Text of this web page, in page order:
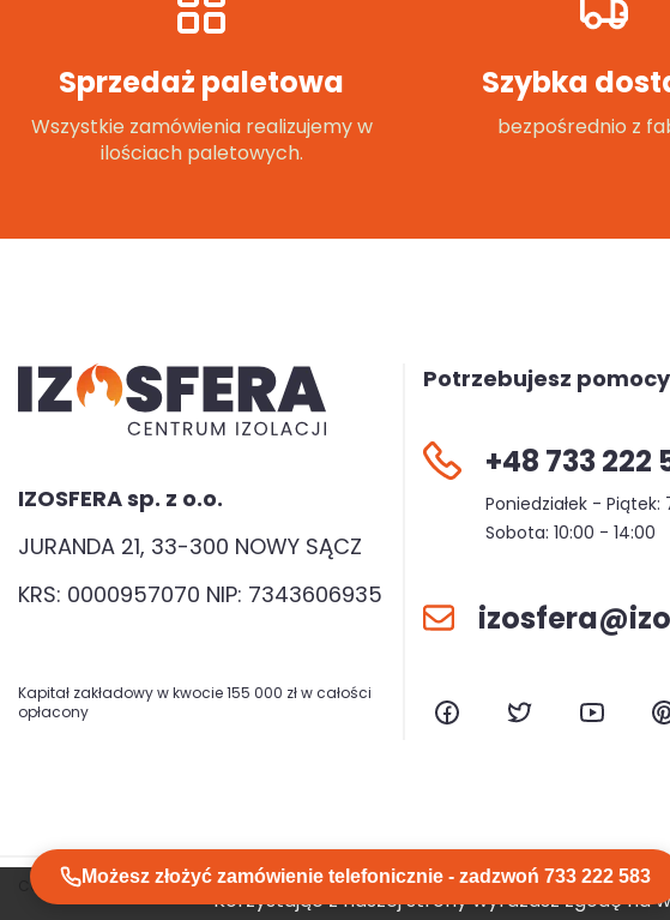
Korzystając z naszej strony wyrażasz zgodę na
Możesz złożyć zamówienie telefonicznie - zadzwoń 733 222 583
Sprzedaż paletowa
Wszystkie zamówienia realizujemy w
ilościach paletowych.
Szybka
bezpośrednio z
IZOSFERA sp. z o.o.
JURANDA 21, 33-300 NOWY SĄCZ
KRS: 0000957070 NIP: 7343606935
Kapitał zakładowy w kwocie 155 000 zł w całości
opłacony
Potrzebujesz
+48 733 222
Poniedziałek - Piątek:
Sobota: 10:00 - 14:00
Copyright © izosfera.pl. All rights reserved. created by GreenMouse